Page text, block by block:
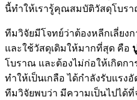
นี้ทำให้เรารู้คุณสมบัติวัสดุโบร
ทีมวิจัยมีโจทย์ว่าต้องหลีกเลี่ยง
และใช้วัสดุเดิมให้มากที่สุด คือ
โบราณ และต้องไม่ก่อให้เกิดก
ทำให้เป็นเกลือ ได้กำลังรับแรง
ทีมวิจัยพบว่า มีความเป็นไปได้